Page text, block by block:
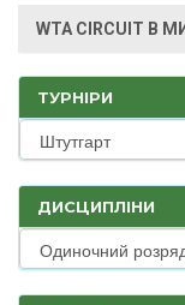
WTA CIRCUIT В
ТУРНІРИ
ДИСЦИПЛІНИ